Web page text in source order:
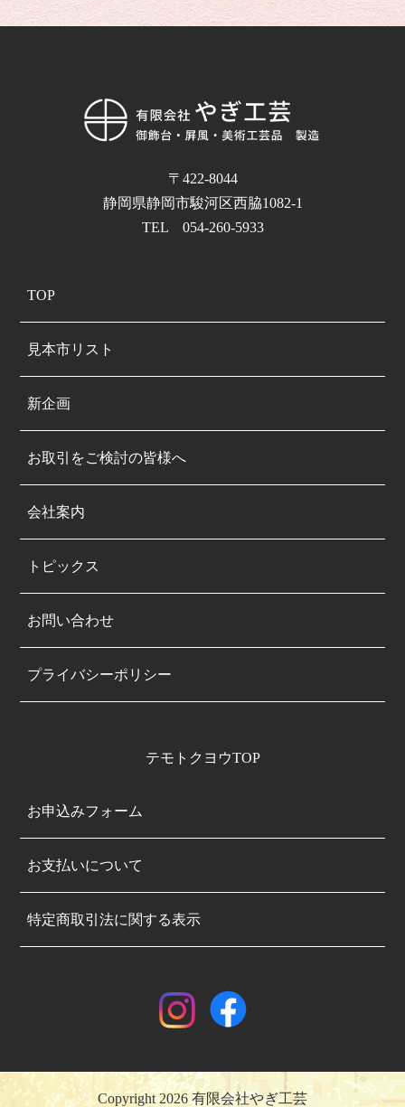
〒422-8044
静岡県静岡市駿河区西脇1082-1
TEL 054-260-5933
TOP
見本市リスト
新企画
お取引をご検討の皆様へ
会社案内
トピックス
お問い合わせ
プライバシーポリシー
テモトクヨウTOP
お申込みフォーム
お支払いについて
特定商取引法に関する表示
Copyright 2026 有限会社やぎ工芸